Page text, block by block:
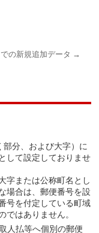
の新規追加データ →
分、および大字）に
して設定しておりませ
字または公称町名とし
場合は、郵便番号を設
号を付定している町域
ではありません。
人払等へ個別の郵便